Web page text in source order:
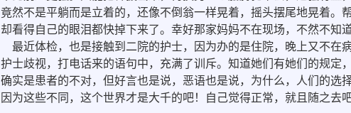
竟然不是平躺而是立着的，还像不倒翁一样晃着，摇头摆尾地晃着。
却看得自己的眼泪都快掉下来了。幸好那家妈妈不在现场，不然不知
最近体检，也是接触到二院的护士，因为办的是住院，晚上又不在
护士歧视，打电话来的语句中，充满了训斥。知道她们有她们的规定
确实是患者的不对，但好言也是说，恶语也是说，为什么，人们的选
因为这些不同，这个世界才是大千的吧！自己觉得正常，就且随之去吧